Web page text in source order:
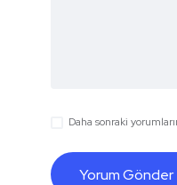
Daha sonraki